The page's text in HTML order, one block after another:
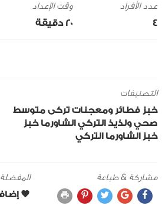
4
وقت الإعداد
20 ‎دقيقة
التصنيفات
خبز فطائر ومعجنات تركى متوسط
صحي ولذيذ التركي الشاورما خبز
خبز الشاورما التركي
مشاركة & طباعة المفضلة